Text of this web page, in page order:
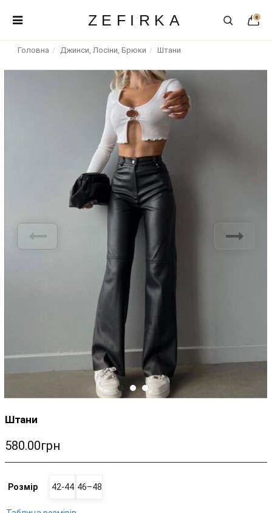
ZEFIRKA 0
Головна Джинси, Лосіни, Брюки Штани
Штани
580.00грн
Розмір 42-44 46–48